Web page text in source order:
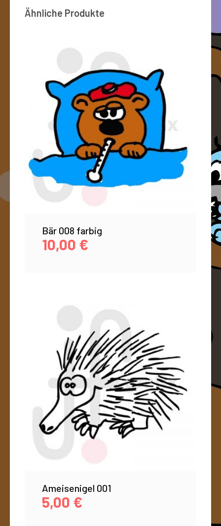
Ähnliche Produkte
Bär 008 farbig
10,00 €
Ameisenigel 001
5,00 €